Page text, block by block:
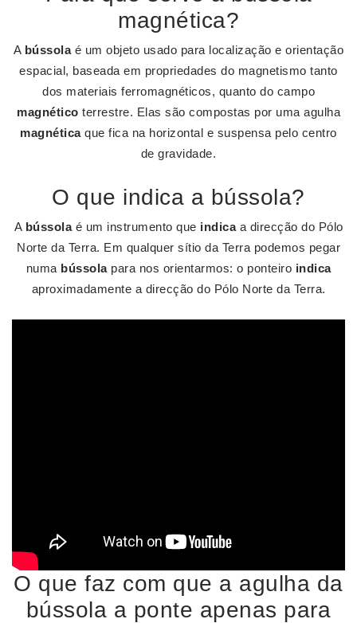
magnética?
A bússolaé um objeto usado para localização e orientação
espacial, baseada em propriedades do magnetismo tanto
dos materiais ferromagnéticos, quanto do campo
magnético terrestre. Elas são compostas por uma agulha
magnéticaque fica na horizontal e suspensa pelo centro
de gravidade.
O que indica a bússola?
A bússolaé um instrumento que indicaa direcção do Pólo
Norte da Terra. Em qualquer sítio da Terra podemos pegar
numa bússolapara nos orientarmos: o ponteiro indica
aproximadamente a direcção do Pólo Norte da Terra.
O que faz com que a agulha da
bússola a ponte apenas para